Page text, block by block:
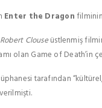
Enter the Dragon
Robert Clouseüstlenmiş
olan Game of Death’in
tarafından